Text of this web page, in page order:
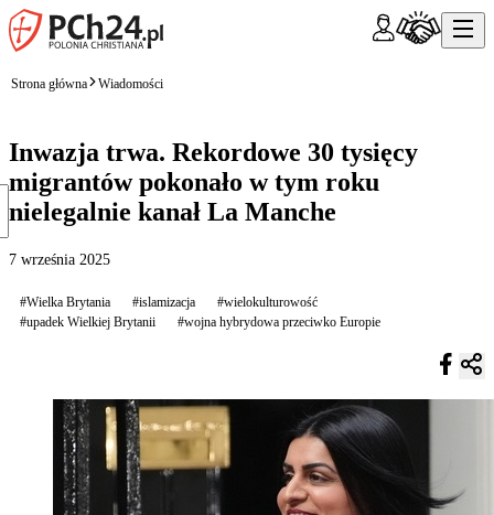
Strona główna Wiadomości
Inwazja trwa. Rekordowe 30 tysięcy
migrantów pokonało w tym roku
nielegalnie kanał La Manche
7 września 2025
#Wielka Brytania #islamizacja
#wielokulturowość
#upadek Wielkiej Brytanii
#wojna hybrydowa przeciwko Europie